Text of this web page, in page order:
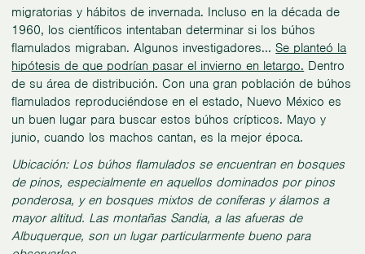
migratorias y hábitos de invernada. Incluso en la década de
1960, los científicos intentaban determinar si los búhos
flamulados migraban. Algunos investigadores...Se planteó la
hipótesis de que podrían pasar el invierno en letargo. Dentro
de su área de distribución. Con una gran población de búhos
flamulados reproduciéndose en el estado, Nuevo México es
un buen lugar para buscar estos búhos crípticos. Mayo y
junio, cuando los machos cantan, es la mejor época.
Ubicación: Los búhos flamulados se encuentran en bosques
de pinos, especialmente en aquellos dominados por pinos
ponderosa, y en bosques mixtos de coníferas y álamos a
mayor altitud. Las montañas Sandia, a las afueras de
Albuquerque, son un lugar particularmente bueno para